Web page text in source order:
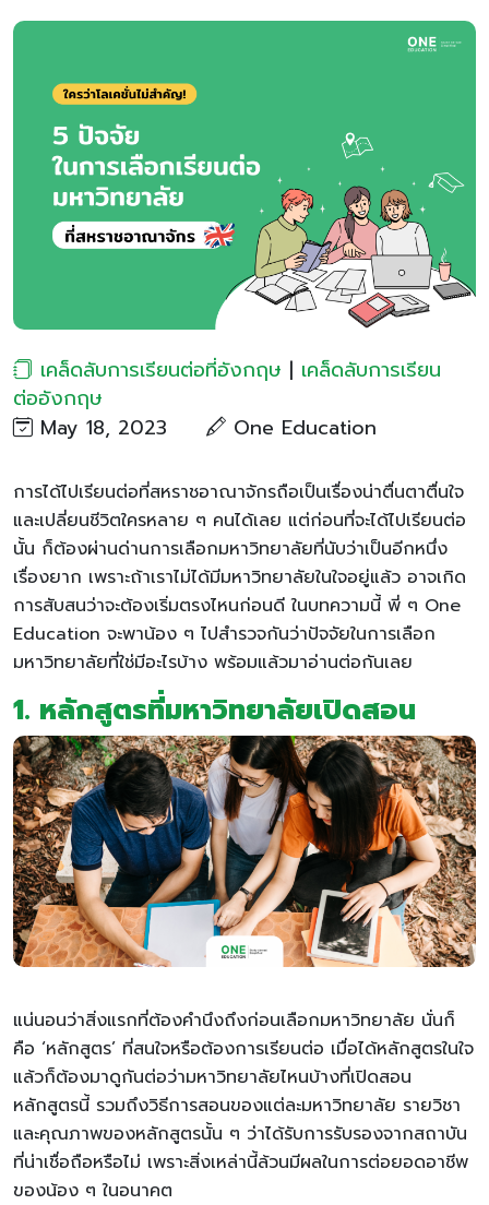
เคล็ดลับการเรียนต่อที่อังกฤษ | เคล็ดลับการเรียน
ต่ออังกฤษ
May 18, 2023
One Education
การได้ไปเรียนต่อที่สหราชอาณาจักรถือเป็นเรื่องน่าตื่นตาตื่นใจ
และเปลี่ยนชีวิตใครหลาย ๆ คนได้เลย แต่ก่อนที่จะได้ไปเรียนต่อ
นั้น ก็ต้องผ่านด่านการเลือกมหาวิทยาลัยที่นับว่าเป็นอีกหนึ่ง
เรื่องยาก เพราะถ้าเราไม่ได้มีมหาวิทยาลัยในใจอยู่แล้ว อาจเกิด
การสับสนว่าจะต้องเริ่มตรงไหนก่อนดี ในบทความนี้ พี่ ๆ One
Education จะพาน้อง ๆ ไปสำรวจกันว่าปัจจัยในการเลือก
มหาวิทยาลัยที่ใช่มีอะไรบ้าง พร้อมแล้วมาอ่านต่อกันเลย
1. หลักสูตรที่มหาวิทยาลัยเปิดสอน
แน่นอนว่าสิ่งแรกที่ต้องคำนึงถึงก่อนเลือกมหาวิทยาลัย นั่นก็
คือ ‘หลักสูตร’ ที่สนใจหรือต้องการเรียนต่อ เมื่อได้หลักสูตรในใจ
แล้วก็ต้องมาดูกันต่อว่ามหาวิทยาลัยไหนบ้างที่เปิดสอน
หลักสูตรนี้ รวมถึงวิธีการสอนของแต่ละมหาวิทยาลัย รายวิชา
และคุณภาพของหลักสูตรนั้น ๆ ว่าได้รับการรับรองจากสถาบัน
ที่น่าเชื่อถือหรือไม่ เพราะสิ่งเหล่านี้ล้วนมีผลในการต่อยอดอาชีพ
ของน้อง ๆ ในอนาคต